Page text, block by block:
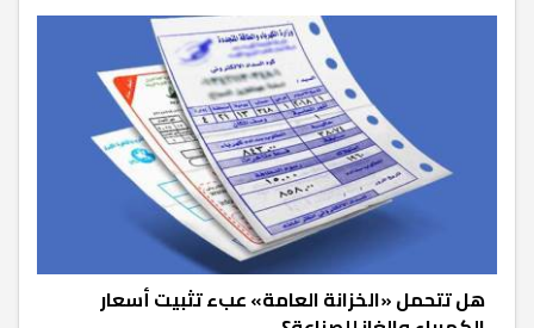
هل تتحمل «الخزانة العامة» عبء تثبيت أسعار